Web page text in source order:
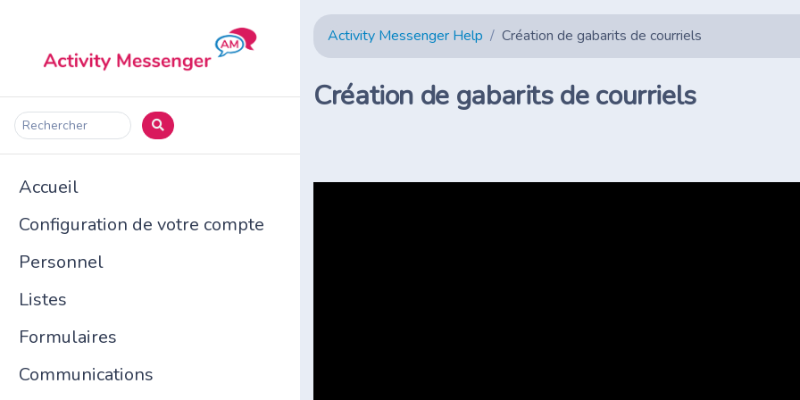
Rechercher
Accueil
Configuration de votre compte
Personnel
Listes
Formulaires
Communications
Activity Messenger Help Création de gabarits de courriels
Création de gabarits de courriels